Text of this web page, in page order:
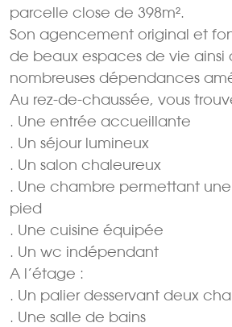
parcelle close de 398m².
Son agencement original et
de beaux espaces de vie ainsi
nombreuses dépendances
Au rez-de-chaussée, vous
. Une entrée accueillante
. Un séjour lumineux
. Un salon chaleureux
. Une chambre permettant
pied
. Une cuisine équipée
. Un wc indépendant
A l’étage :
. Un palier desservant deux
. Une salle de bains